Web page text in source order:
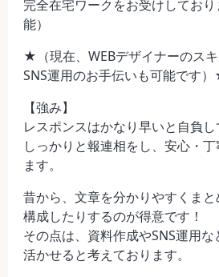
完全在宅ワークをお受けしてお
能）
★（現在、WEBデザイナーのスキ
SNS運用のお手伝いも可能です
【強み】
レスポンスはかなり早いと自負し
しっかりと報連相をし、安心・
ます。
昔から、文章を分かりやすくまと
構成したりするのが得意です！
その点は、資料作成やSNS運用な
活かせると考えております。